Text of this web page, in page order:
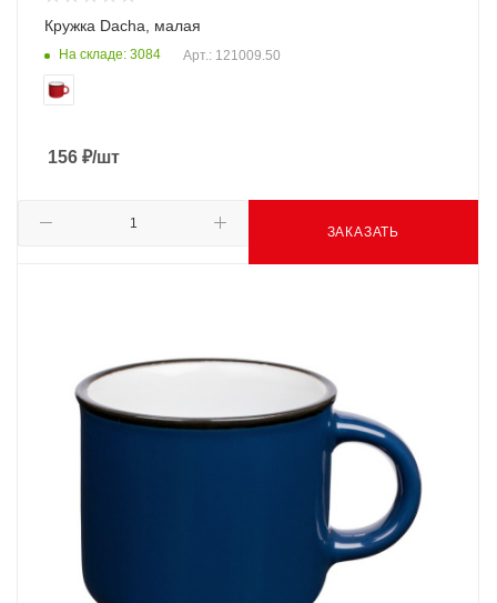
Кружка Dacha, малая
На складе: 3084 Арт.: 121009.50
156 ₽/шт
ЗАКАЗАТЬ